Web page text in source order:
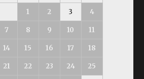
1 2 3 4
7 8 9 10 11
14 15 16 17 18
21 22 23 24 25